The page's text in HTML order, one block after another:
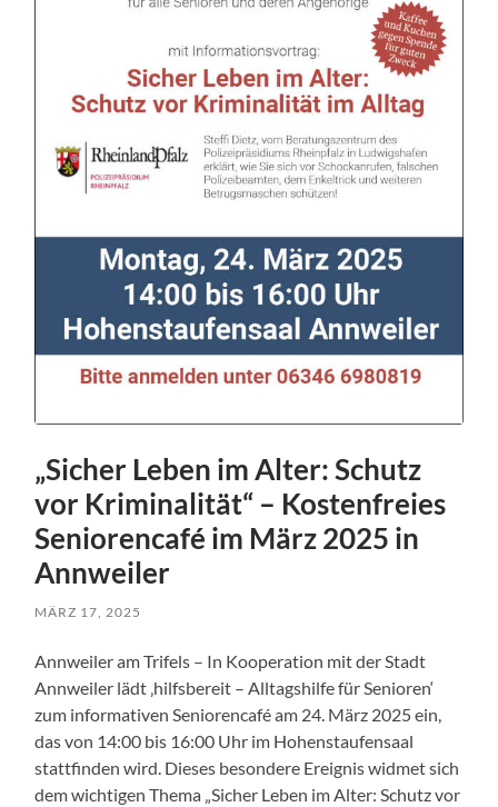
„Sicher Leben im Alter: Schutz
vor Kriminalität“ – Kostenfreies
Seniorencafé im März 2025 in
Annweiler
MÄRZ 17, 2025
Annweiler am Trifels – In Kooperation mit der Stadt
Annweiler lädt ‚hilfsbereit – Alltagshilfe für Senioren‘
zum informativen Seniorencafé am 24. März 2025 ein,
das von 14:00 bis 16:00 Uhr im Hohenstaufensaal
stattfinden wird. Dieses besondere Ereignis widmet sich
dem wichtigen Thema „Sicher Leben im Alter: Schutz vor